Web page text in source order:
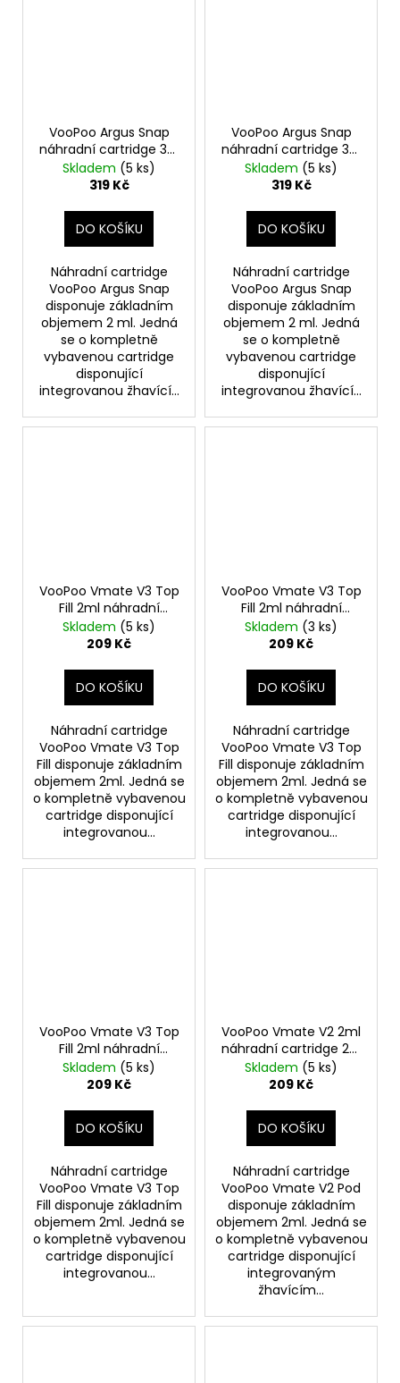
VooPoo Argus Snap
náhradní cartridge 3ks
odpor 0,4ohm
Skladem (5 ks)
319 Kč
DO KOŠÍKU
Náhradní cartridge
VooPoo Argus Snap
disponuje základním
objemem 2 ml. Jedná
se o kompletně
vybavenou cartridge
disponující
integrovanou žhavící...
VooPoo Argus Snap
náhradní cartridge 3ks
odpor 0,7ohm
Skladem (5 ks)
319 Kč
DO KOŠÍKU
Náhradní cartridge
VooPoo Argus Snap
disponuje základním
objemem 2 ml. Jedná
se o kompletně
vybavenou cartridge
disponující
integrovanou žhavící...
VooPoo Vmate V3 Top
Fill 2ml náhradní
cartridge 2ks odpor
0,4ohm
Skladem (5 ks)
209 Kč
DO KOŠÍKU
Náhradní cartridge
VooPoo Vmate V3 Top
Fill disponuje základním
objemem 2ml. Jedná se
o kompletně vybavenou
cartridge disponující
integrovanou...
VooPoo Vmate V3 Top
Fill 2ml náhradní
cartridge 2ks odpor
0,7ohm
Skladem (3 ks)
209 Kč
DO KOŠÍKU
Náhradní cartridge
VooPoo Vmate V3 Top
Fill disponuje základním
objemem 2ml. Jedná se
o kompletně vybavenou
cartridge disponující
integrovanou...
VooPoo Vmate V3 Top
Fill 2ml náhradní
cartridge 2ks odpor
1,0ohm
Skladem (5 ks)
209 Kč
DO KOŠÍKU
Náhradní cartridge
VooPoo Vmate V3 Top
Fill disponuje základním
objemem 2ml. Jedná se
o kompletně vybavenou
cartridge disponující
integrovanou...
VooPoo Vmate V2 2ml
náhradní cartridge 2ks
odpor 0,7ohm
Skladem (5 ks)
209 Kč
DO KOŠÍKU
Náhradní cartridge
VooPoo Vmate V2 Pod
disponuje základním
objemem 2ml. Jedná se
o kompletně vybavenou
cartridge disponující
integrovaným
žhavícím...